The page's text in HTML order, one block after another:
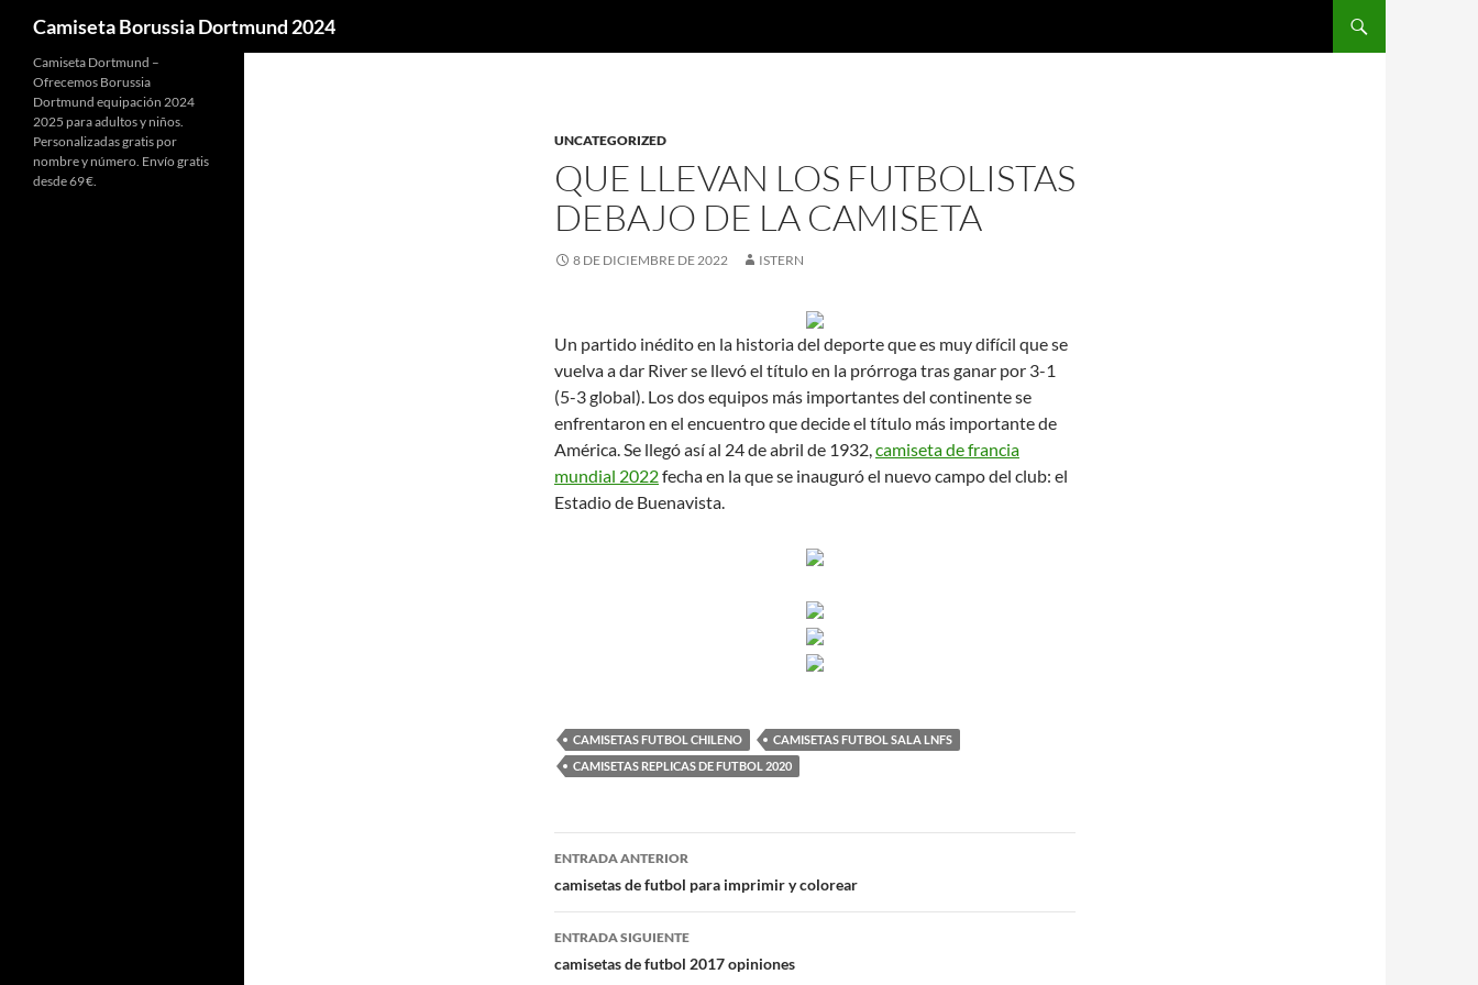
Camiseta Borussia Dortmund 2024
UNCATEGORIZED
QUE LLEVAN LOS FUTBOLISTAS
DEBAJO DE LA CAMISETA
8 DE DICIEMBRE DE 2022 ISTERN
Un partido inédito en la historia del deporte que es muy difícil que se
vuelva a dar River se llevó el título en la prórroga tras ganar por 3-1
(5-3 global). Los dos equipos más importantes del continente se
enfrentaron en el encuentro que decide el título más importante de
América. Se llegó así al 24 de abril de 1932,camiseta de francia
mundial 2022fecha en la que se inauguró el nuevo campo del club: el
Estadio de Buenavista.
CAMISETAS FUTBOL CHILENO
CAMISETAS FUTBOL SALA LNFS
CAMISETAS REPLICAS DE FUTBOL 2020
Navegación
de
entradas
ENTRADA ANTERIOR
camisetas de futbol para imprimir y colorear
ENTRADA SIGUIENTE
camisetas de futbol 2017 opiniones
Camiseta Dortmund –
Ofrecemos Borussia
Dortmund equipación 2024
2025 para adultos y niños.
Personalizadas gratis por
nombre y número. Envío gratis
desde 69 €.